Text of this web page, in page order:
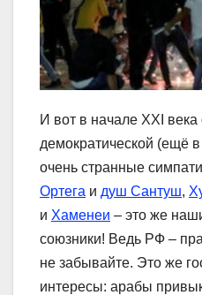
И вот в начале XXI века
демократической (ещё
очень странные
Ортега и душ Сантуш,
и Хаменеи – это же
союзники! Ведь РФ –
не забывайте. Это же
интересы: арабы